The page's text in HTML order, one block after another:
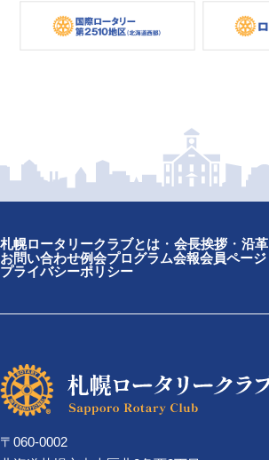
〒060-0002
札幌ロータリークラブとは 会長挨拶 沿革
お問い合わせ例会プログラム会報会員ページ
プライバシーポリシー